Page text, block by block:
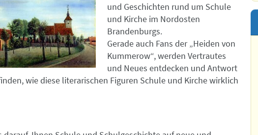
und Geschichten rund um Schule
und Kirche im Nordosten
Brandenburgs.
Gerade auch Fans der „Heiden von
Kummerow“, werden Vertrautes
und Neues entdecken und Antwort
wie diese literarischen Figuren Schule und Kirche wirklich